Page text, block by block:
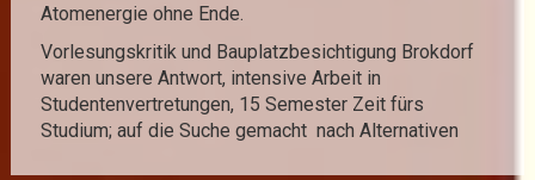
Atomenergie ohne Ende.
Vorlesungskritik und Bauplatzbesichtigung Brokdorf
waren unsere Antwort, intensive Arbeit in
Studentenvertretungen, 15 Semester Zeit fürs
Studium; auf die Suche gemacht nach Alternativen